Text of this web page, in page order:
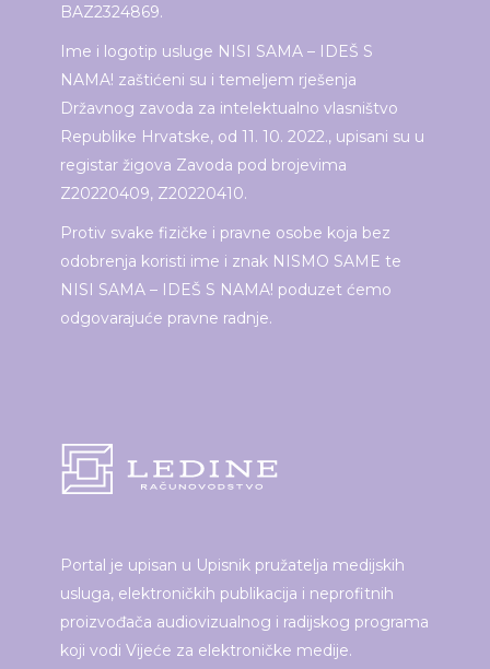
BAZ2324869.
Ime i logotip usluge NISI SAMA – IDEŠ S
NAMA! zaštićeni su i temeljem rješenja
Državnog zavoda za intelektualno vlasništvo
Republike Hrvatske, od 11. 10. 2022., upisani su u
registar žigova Zavoda pod brojevima
Z20220409, Z20220410.
Protiv svake fizičke i pravne osobe koja bez
odobrenja koristi ime i znak NISMO SAME te
NISI SAMA – IDEŠ S NAMA! poduzet ćemo
odgovarajuće pravne radnje.
Portal je upisan u Upisnik pružatelja medijskih
usluga, elektroničkih publikacija i neprofitnih
proizvođača audiovizualnog i radijskog programa
koji vodi Vijeće za elektroničke medije.